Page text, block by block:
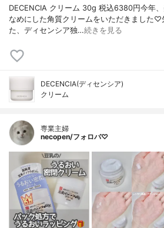
DECENCIA クリーム 30g 税込6380円今年
なめにした角質クリームをいただきました♡
た、ディセンシア独…続きを見る
DECENCIA(ディセンシア)
クリーム
専業主婦
necopen/フォロバ♡